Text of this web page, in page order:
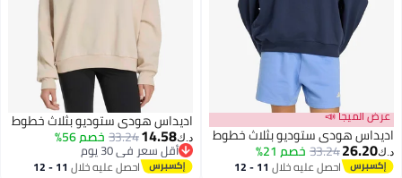
عرض الميجا 📣
اديداس هودي ستوديو بثلاث خطوط
د.ك‏26.20
33.24خصم 21%
احصل عليه خلال 11 - 12
اديداس هودي ستوديو بثلاث خطوط
د.ك‏14.58
33.24خصم 56%
أقل سعر في 30 يوم
أقل سعر في 30 يوماحصل عليه خلال 11 - 12